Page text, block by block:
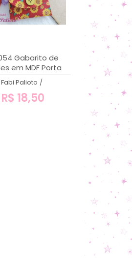
Gabarito de
em MDF Porta
Valéria - 12cm
Fabi Palioto /
R$ 18,50